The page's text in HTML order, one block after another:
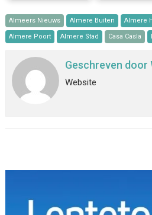
Almeers Nieuws Almere Buiten Almere
Almere Poort Almere Stad Casa Casla
Geschreven door
Website